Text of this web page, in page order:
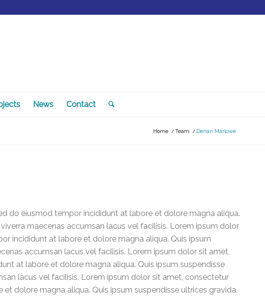
News Contact
Home / Team / Derian Marlowe
do eiusmod tempor incididunt at labore et dolore magna aliqua.
maecenas accumsan lacus vel facilisis. Lorem ipsum dolor
incididunt at labore et dolore magna aliqua. Quis ipsum
accumsan lacus vel facilisis. Lorem ipsum dolor sit amet,
at labore et dolore magna aliqua. Quis ipsum suspendisse
lacus vel facilisis. Lorem ipsum dolor sit amet, consectetur
dolore magna aliqua. Quis ipsum suspendisse ultrices gravida.